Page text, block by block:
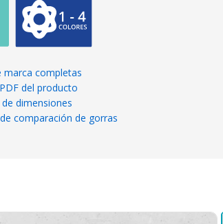
marca completas
del producto
dimensiones
comparación de gorras